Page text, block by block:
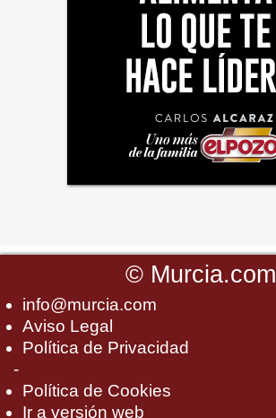
© Murcia.com
info@murcia.com
Aviso Legal
Política de Privacidad
-
Política de Cookies
Ir a versión web